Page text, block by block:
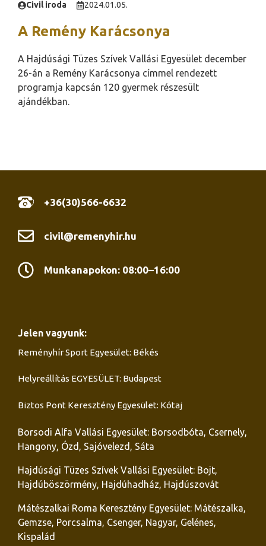
Civil iroda 2024.01.05.
A Remény Karácsonya
A Hajdúsági Tüzes Szívek Vallási Egyesület december
26-án a Remény Karácsonya címmel rendezett
programja kapcsán 120 gyermek részesült
ajándékban.
+36(30)566-6632
civil@remenyhir.hu
Munkanapokon: 08:00–16:00
Jelen vagyunk:
Reményhír Sport Egyesület: Békés
Helyreállítás EGYESÜLET: Budapest
Biztos Pont Keresztény Egyesület: Kótaj
Borsodi Alfa Vallási Egyesület: Borsodbóta, Csernely,
Hangony, Ózd, Sajóvelezd, Sáta
Hajdúsági Tüzes Szívek Vallási Egyesület: Bojt,
Hajdúböszörmény, Hajdúhadház, Hajdúszovát
Mátészalkai Roma Keresztény Egyesület: Mátészalka,
Gemzse, Porcsalma, Csenger, Nagyar, Gelénes,
Kispalád